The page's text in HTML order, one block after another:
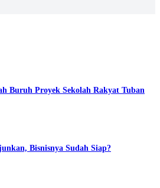
Buruh Proyek Sekolah Rakyat Tuban
Bisnisnya Sudah Siap?